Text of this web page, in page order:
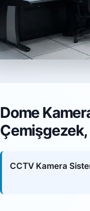
Dome
Tepebaşı
Dome
CCTV Kamera